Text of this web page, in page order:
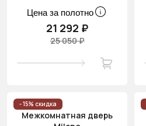
Цена за полотно
21 292 ₽
25 050 ₽
- 15% скидка
Межкомнатная дверь